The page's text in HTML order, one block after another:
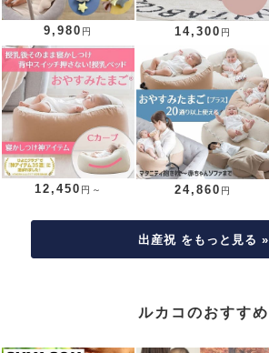
9,980 円 14,300 円
12,450 円～ 24,860 円
出産祝 をもっと見る »
ルカコのおすすめ